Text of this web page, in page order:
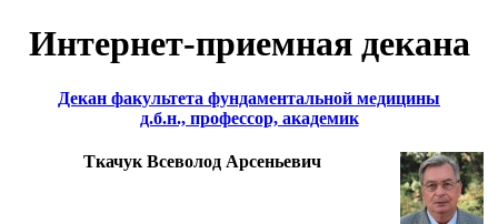
Интернет-приемная декана
Декан факультета фундаментальной медицины
д.б.н., профессор, академик
Ткачук Всеволод Арсеньевич